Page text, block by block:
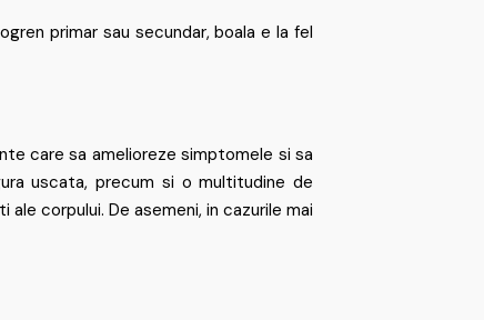
primar sau secundar, boala e la fel
care sa amelioreze simptomele si sa
uscata, precum si o multitudine de
corpului. De asemeni, in cazurile mai